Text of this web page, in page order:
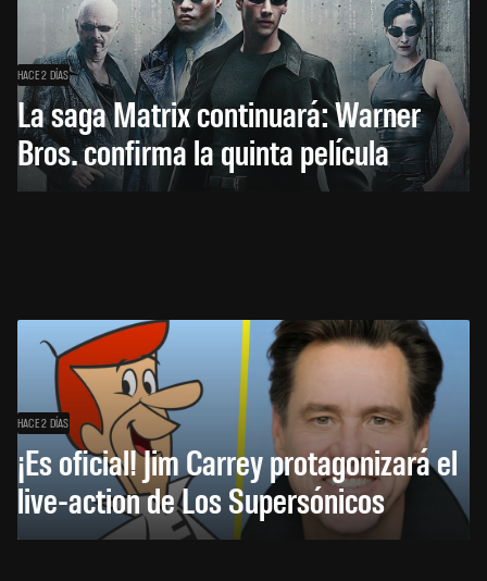
HACE 2 DÍAS
La saga Matrix continuará: Warner
Bros. confirma la quinta película
HACE 2 DÍAS
¡Es oficial! Jim Carrey protagonizará el
live-action de Los Supersónicos